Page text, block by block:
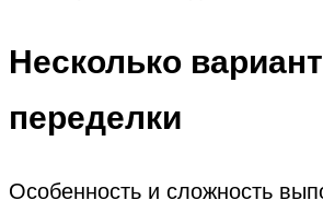
Несколько
переделки
Особенность и сложность